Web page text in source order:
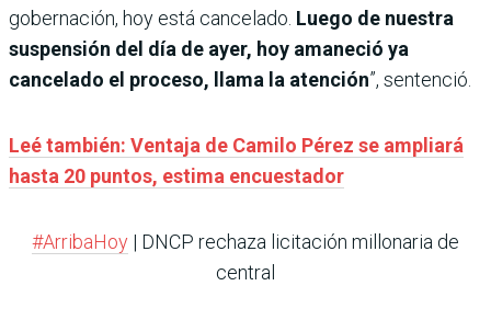
gobernación, hoy está cancelado. Luego de nuestra
suspensión del día de ayer, hoy amaneció ya
cancelado el proceso, llama la atención”, sentenció.
Leé también: Ventaja de Camilo Pérez se ampliará
hasta 20 puntos, estima encuestador
#ArribaHoy | DNCP rechaza licitación millonaria de
central